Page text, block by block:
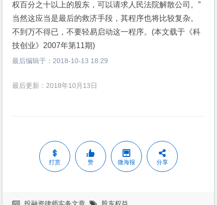
权百分之十以上的股东，可以请求人民法院解散公司。”
当然这应当是最后的救济手段，其程序也将比较复杂。
不到万不得已，不要轻易启动这一程序。(本文载于《科
技创业》2007年第11期)
最后编辑于： 2018-10-13 18:29
最后更新：2018年10月13日
打赏 赞 微海报 分享